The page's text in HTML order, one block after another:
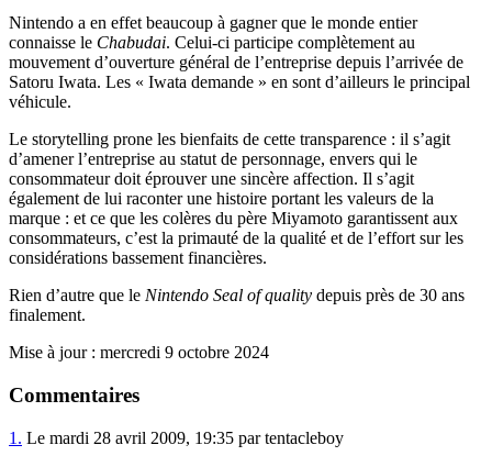
Nintendo a en effet beaucoup à gagner que le monde entier
connaisse le Chabudai. Celui-ci participe complètement au
mouvement d’ouverture général de l’entreprise depuis l’arrivée de
Satoru Iwata. Les « Iwata demande » en sont d’ailleurs le principal
véhicule.
Le storytelling prone les bienfaits de cette transparence : il s’agit
d’amener l’entreprise au statut de personnage, envers qui le
consommateur doit éprouver une sincère affection. Il s’agit
également de lui raconter une histoire portant les valeurs de la
marque : et ce que les colères du père Miyamoto garantissent aux
consommateurs, c’est la primauté de la qualité et de l’effort sur les
considérations bassement financières.
Rien d’autre que le Nintendo Seal of quality depuis près de 30 ans
finalement.
Mise à jour : mercredi 9 octobre 2024
Commentaires
1. Le mardi 28 avril 2009, 19:35 par tentacleboy